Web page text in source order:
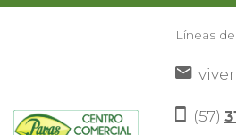
Líneas
(57)